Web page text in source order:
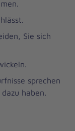
Sie sich
sprechen
haben.